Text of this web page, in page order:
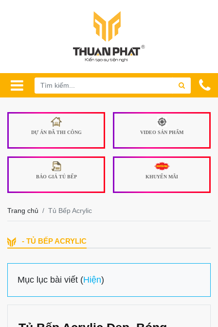
DỰ ÁN ĐÃ THI CÔNG VIDEO SẢN PHẨM
BÁO GIÁ TỦ BẾP KHUYẾN MÃI
Trang chủ Tủ Bếp Acrylic
- TỦ BẾP ACRYLIC
Mục lục bài viết (Hiện)